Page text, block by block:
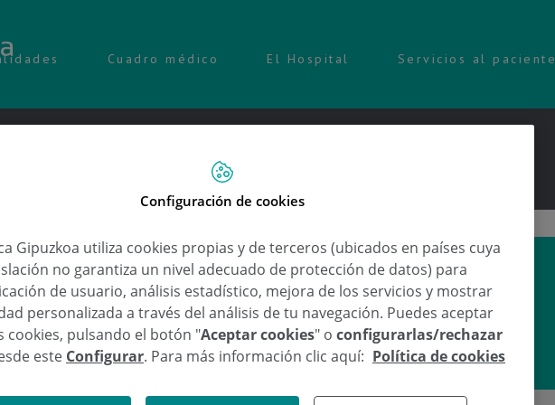
Cuadro médico El Hospital Servicios al paciente
Urgencias
Dr. Simón León Correa
Configuración de cookies
Gipuzkoa utiliza cookies propias y de terceros (ubicados en países cuya
no garantiza un nivel adecuado de protección de datos) para
de usuario, análisis estadístico, mejora de los servicios y mostrar
personalizada a través del análisis de tu navegación. Puedes aceptar
cookies, pulsando el botón "Aceptar cookies" o configurarlas/rechazar
este Configurar. Para más información clic aquí: Política de cookies